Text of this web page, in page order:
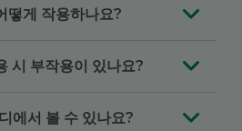
떻게 작용하나요?
시 부작용이 있나요?
에서 볼 수 있나요?